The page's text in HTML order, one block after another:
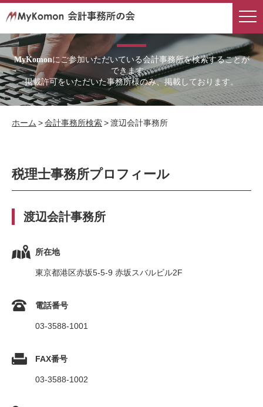
MyKomonにご参加いただいている会計事務所を検索することが
できます。
掲載許可をいただいた事務所様のみ、掲載しております。
ホーム >会計事務所検索>渡辺会計事務所
税理士事務所プロフィール
渡辺会計事務所
所在地
東京都港区赤坂5-5-9 赤坂スバルビル2F
電話番号
03-3588-1001
FAX番号
03-3588-1002